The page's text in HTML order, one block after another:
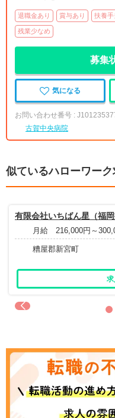
退職金あり 賞与あり 扶養手
残業少なめ
募集
気になる
お問い合わせ番号 :
古賀中央病院
似ているハローワーク
有限会社いちばん星（福
月給 216,000円～
糟屋郡新宮町
求